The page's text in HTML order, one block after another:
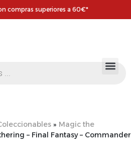
compras superiores a 60€*
» Magic the
– Final Fantasy – Commander